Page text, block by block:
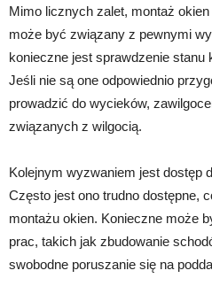
Mimo licznych zalet, montaż
może być związany z pewnymi
konieczne jest sprawdzenie stanu
Jeśli nie są one odpowiednio
prowadzić do wycieków,
związanych z wilgocią.
Kolejnym wyzwaniem jest dostęp
Często jest ono trudno dostępne,
montażu okien. Konieczne może
prac, takich jak zbudowanie
swobodne poruszanie się na